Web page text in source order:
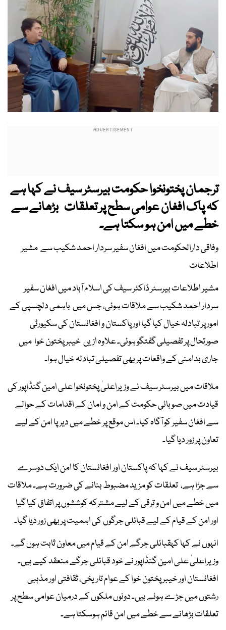
ترجمان پختونخوا حکومت بیرسٹر سیف نے کہا ہے
کہ پاک افغان عوامی سطح پر تعلقات بڑھانے سے
خطے میں امن ہو سکتا ہے۔
وفاقی دارالحکومت میں افغان سفیر سردار احمد شکیب سے مشیر
اطلاعات
مشیر اطلاعات بیرسٹر ڈاکٹر سیف کی اسلام آباد میں افغان سفیر
سردار احمد شکیب سے ملاقات ہوئی، جس میں باہمی دلچسپی کے
امور پر تبادلہ خیال کیا گیا اور پاکستان و افغانستان کی سکیورٹی
صورتحال پر تفصیلی گفتگو ہوئی۔ علاوہ ازیں خیبر پختون خوا میں
جاری بدامنی کے واقعات پر بھی تفصیلی تبادلہ خیال ہوا۔
ملاقات میں بیرسٹر سیف نے وزیراعلیٰ پختونخوا علی امین گنڈاپور کی
قیادت میں صوبائی حکومت کے امن و امان کے اقدامات کے حوالے
سے افغان سفیر کو آگاہ کیا۔ اس موقع پر خطے میں دیرپا امن کے لیے
تعاون پر زور دیا گیا۔
بیرسٹر سیف نے کہا کہ پاکستان اور افغانستان کا امن ایک دوسرے
سے جڑا ہے، تعلقات کو مزید مضبوط بنانے کی ضرورت ہے۔ ملاقات
میں خطے میں امن و ترقی کے لیے مشترکہ کوششوں پر اتفاق کیا گیا
اور امن کے قیام کے لیے قبائلی جرگوں کی اہمیت پر بھی زور دیا گیا۔
انہوں نے کہا کہقبائلی جرگے امن کے قیام میں معاون ثابت ہوں گے۔
وزیراعلیٰ علی امین گنڈاپور نے خود قبائلی جرگے منعقد کیے ہیں۔
افغانستان اور خیبر پختون خوا کے عوام تاریخی، ثقافتی اور مذہبی
رشتوں میں جڑے ہوئے ہیں۔ دونوں ملکوں کے درمیان عوامی سطح پر
تعلقات بڑھانے سے خطے میں امن قائم ہوسکتا ہے۔